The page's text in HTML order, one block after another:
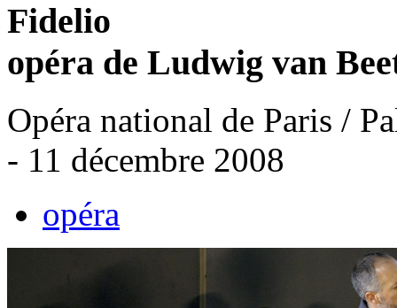
Fidelio
opéra de Ludwig van
Opéra national de Paris /
- 11 décembre 2008
opéra